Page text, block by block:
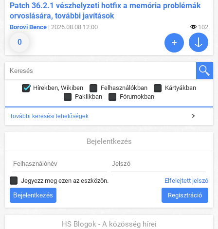
0
Patch 36.2.1 vészhelyzeti hotfix a memória problémák
orvoslására, további javítások
Borovi Bence | 2026.08.08 12:00 102
Hírekben, Wikiben Felhasználókban
Kártyákban
Paklikban
Fórumokban
További keresési lehetőségek
Bejelentkezés
Jegyezz meg ezen az eszközön. Elfelejtett jelszó
Regisztráció
HS Blogok - A közösség hírei